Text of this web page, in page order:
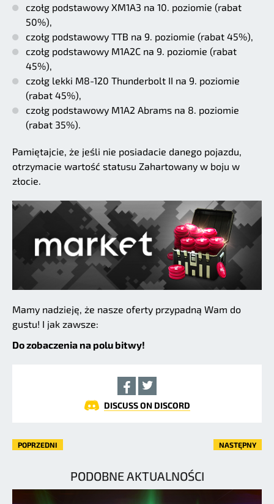
czołg podstawowy XM1A3 na 10. poziomie (rabat
50%),
czołg podstawowy TTB na 9. poziomie (rabat 45%),
czołg podstawowy M1A2C na 9. poziomie (rabat
45%),
czołg lekki M8-120 Thunderbolt II na 9. poziomie
(rabat 45%),
czołg podstawowy M1A2 Abrams na 8. poziomie
(rabat 35%).
Pamiętajcie, że jeśli nie posiadacie danego pojazdu,
otrzymacie wartość statusu Zahartowany w boju w
złocie.
Mamy nadzieję, że nasze oferty przypadną Wam do
gustu! I jak zawsze:
Do zobaczenia na polu bitwy!
DISCUSS ON DISCORD
POPRZEDNI NASTĘPNY
PODOBNE AKTUALNOŚCI